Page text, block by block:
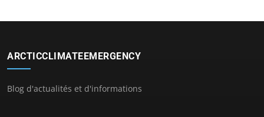
ARCTICCLIMATEEMERGENCY
Blog d'actualités et d'informations